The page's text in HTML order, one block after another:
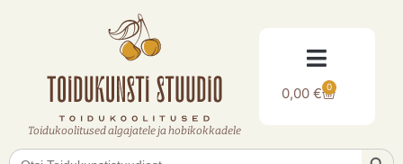
Toidukoolitused algajatele ja hobikokkadele
0,00€ 0
Search